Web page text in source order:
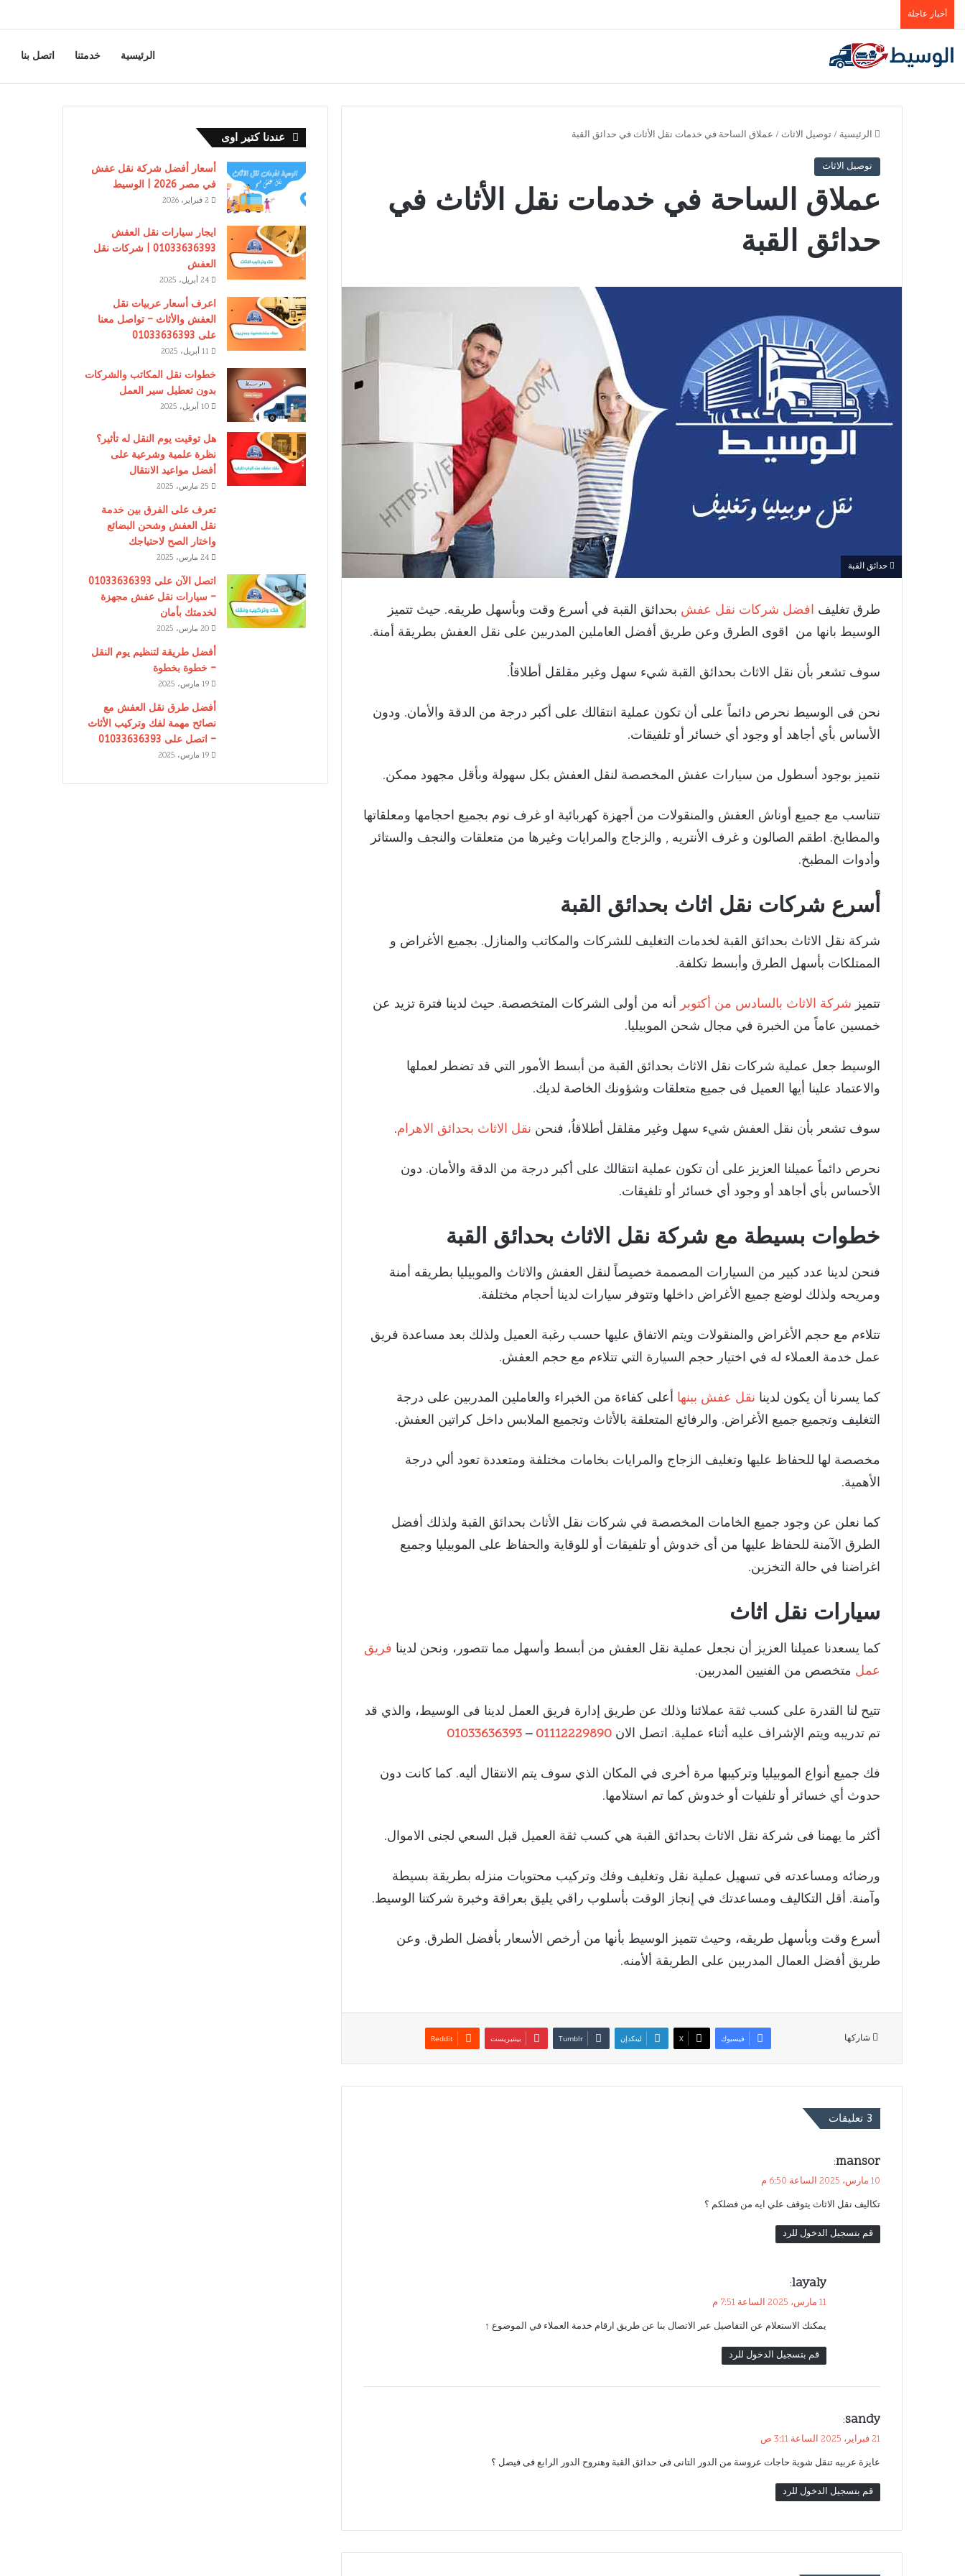
أخبار عاجلة
الرئيسية خدمتنا اتصل بنا
الرئيسية /توصيل الاثاث / عملاق الساحة في خدمات نقل الأثاث في حدائق القبة
توصيل الاثاث
عملاق الساحة في خدمات نقل الأثاث في
حدائق القبة
حدائق القبة
طرق تغليف افضل شركات نقل عفش بحدائق القبة في أسرع وقت وبأسهل طريقه. حيث تتميز
الوسيط بانها من اقوى الطرق وعن طريق أفضل العاملين المدربين على نقل العفش بطريقة أمنة.
سوف تشعر بأن نقل الاثاث بحدائق القبة شيء سهل وغير مقلقل أطلاقاُ.
نحن فى الوسيط نحرص دائماً على أن تكون عملية انتقالك على أكبر درجة من الدقة والأمان. ودون
الأساس بأي أجاهد أو وجود أي خسائر أو تلفيقات.
نتميز بوجود أسطول من سيارات عفش المخصصة لنقل العفش بكل سهولة وبأقل مجهود ممكن.
تتناسب مع جميع أوناش العفش والمنقولات من أجهزة كهربائية او غرف نوم بجميع احجامها ومعلقاتها
والمطابخ. اطقم الصالون و غرف الأنتريه , والزجاج والمرايات وغيرها من متعلقات والنجف والستائر
وأدوات المطبخ.
أسرع شركات نقل اثاث بحدائق القبة
شركة نقل الاثاث بحدائق القبة لخدمات التغليف للشركات والمكاتب والمنازل. بجميع الأغراض و
الممتلكات بأسهل الطرق وأبسط تكلفة.
تتميز شركة الاثاث بالسادس من أكتوبرأنه من أولى الشركات المتخصصة. حيث لدينا فترة تزيد عن
خمسين عاماً من الخبرة في مجال شحن الموبيليا.
الوسيط جعل عملية شركات نقل الاثاث بحدائق القبة من أبسط الأمور التي قد تضطر لعملها
والاعتماد علينا أيها العميل فى جميع متعلقات وشؤونك الخاصة لديك.
سوف تشعر بأن نقل العفش شيء سهل وغير مقلقل أطلاقاُ، فنحن نقل الاثاث بحدائق الاهرام.
نحرص دائماً عميلنا العزيز على أن تكون عملية انتقالك على أكبر درجة من الدقة والأمان. دون
الأحساس بأي أجاهد أو وجود أي خسائر أو تلفيقات.
خطوات بسيطة مع شركة نقل الاثاث بحدائق القبة
فنحن لدينا عدد كبير من السيارات المصممة خصيصاً لنقل العفش والاثاث والموبيليا بطريقه أمنة
ومريحه ولذلك لوضع جميع الأغراض داخلها وتتوفر سيارات لدينا أحجام مختلفة.
تتلاءم مع حجم الأغراض والمنقولات ويتم الاتفاق عليها حسب رغبة العميل ولذلك بعد مساعدة فريق
عمل خدمة العملاء له في اختيار حجم السيارة التي تتلاءم مع حجم العفش.
كما يسرنا أن يكون لدينا نقل عفش ببنها أعلى كفاءة من الخبراء والعاملين المدربين على درجة
التغليف وتجميع جميع الأغراض. والرفائع المتعلقة بالأثاث وتجميع الملابس داخل كراتين العفش.
مخصصة لها للحفاظ عليها وتغليف الزجاج والمرايات بخامات مختلفة ومتعددة تعود ألي درجة
الأهمية.
كما نعلن عن وجود جميع الخامات المخصصة في شركات نقل الأثاث بحدائق القبة ولذلك أفضل
الطرق الآمنة للحفاظ عليها من أى خدوش أو تلفيقات أو للوقاية والحفاظ على الموبيليا وجميع
اغراضنا في حالة التخزين.
سيارات نقل اثاث
كما يسعدنا عميلنا العزيز أن نجعل عملية نقل العفش من أبسط وأسهل مما تتصور، ونحن لدينا فريق
عمل متخصص من الفنيين المدربين.
تتيح لنا القدرة على كسب ثقة عملائنا وذلك عن طريق إدارة فريق العمل لدينا فى الوسيط، والذي قد
تم تدريبه ويتم الإشراف عليه أثناء عملية. اتصل الان 01112229890
–
01033636393
فك جميع أنواع الموبيليا وتركيبها مرة أخرى في المكان الذي سوف يتم الانتقال أليه. كما كانت دون
حدوث أي خسائر أو تلفيات أو خدوش كما تم استلامها.
أكثر ما يهمنا فى شركة نقل الاثاث بحدائق القبة هي كسب ثقة العميل قبل السعي لجنى الاموال.
ورضائه ومساعدته في تسهيل عملية نقل وتغليف وفك وتركيب محتويات منزله بطريقة بسيطة
وآمنة. أقل التكاليف ومساعدتك في إنجاز الوقت بأسلوب راقي يليق بعراقة وخبرة شركتنا الوسيط.
أسرع وقت وبأسهل طريقه، وحيث تتميز الوسيط بأنها من أرخص الأسعار بأفضل الطرق. وعن
طريق أفضل العمال المدربين على الطريقة ألأمنه.
شاركها فيسبوك ‫X لينكدإن ‏Tumblr بينتيريست ‏Reddit
‫3 تعليقات
ي
ق
ل
mansor
:
10 مارس، 2025 الساعة 6:50 م
تكاليف نقل الاثاث يتوقف علي ايه من فضلكم ؟
قم بتسجيل الدخول للرد
ي
ق
ل
layaly
:
11 مارس، 2025 الساعة 7:51 م
يمكنك الاستعلام عن التفاصيل عبر الاتصال بنا عن طريق ارقام خدمة العملاء في الموضوع ↑
قم بتسجيل الدخول للرد
ي
ق
ل
sandy
:
21 فبراير، 2025 الساعة 3:11 ص
عايزة عربيه تنقل شوية حاجات عروسة من الدور التانى فى حدائق القبة وهنروح الدور الرابع فى فيصل ؟
قم بتسجيل الدخول للرد
عندنا كتير اوى
أسعار أفضل شركة نقل عفش
في مصر 2026 | الوسيط
2 فبراير، 2026
ايجار سيارات نقل العفش
01033636393 | شركات نقل
العفش
24 أبريل، 2025
اعرف أسعار عربيات نقل
العفش والأثاث – تواصل معنا
على 01033636393
11 أبريل، 2025
خطوات نقل المكاتب والشركات
بدون تعطيل سير العمل
10 أبريل، 2025
هل توقيت يوم النقل له تأثير؟
نظرة علمية وشرعية على
أفضل مواعيد الانتقال
25 مارس، 2025
تعرف على الفرق بين خدمة
نقل العفش وشحن البضائع
واختار الصح لاحتياجك
24 مارس، 2025
اتصل الآن على 01033636393
– سيارات نقل عفش مجهزة
لخدمتك بأمان
20 مارس، 2025
أفضل طريقة لتنظيم يوم النقل
– خطوة بخطوة
19 مارس، 2025
أفضل طرق نقل العفش مع
نصائح مهمة لفك وتركيب الأثاث
– اتصل على 01033636393
19 مارس، 2025